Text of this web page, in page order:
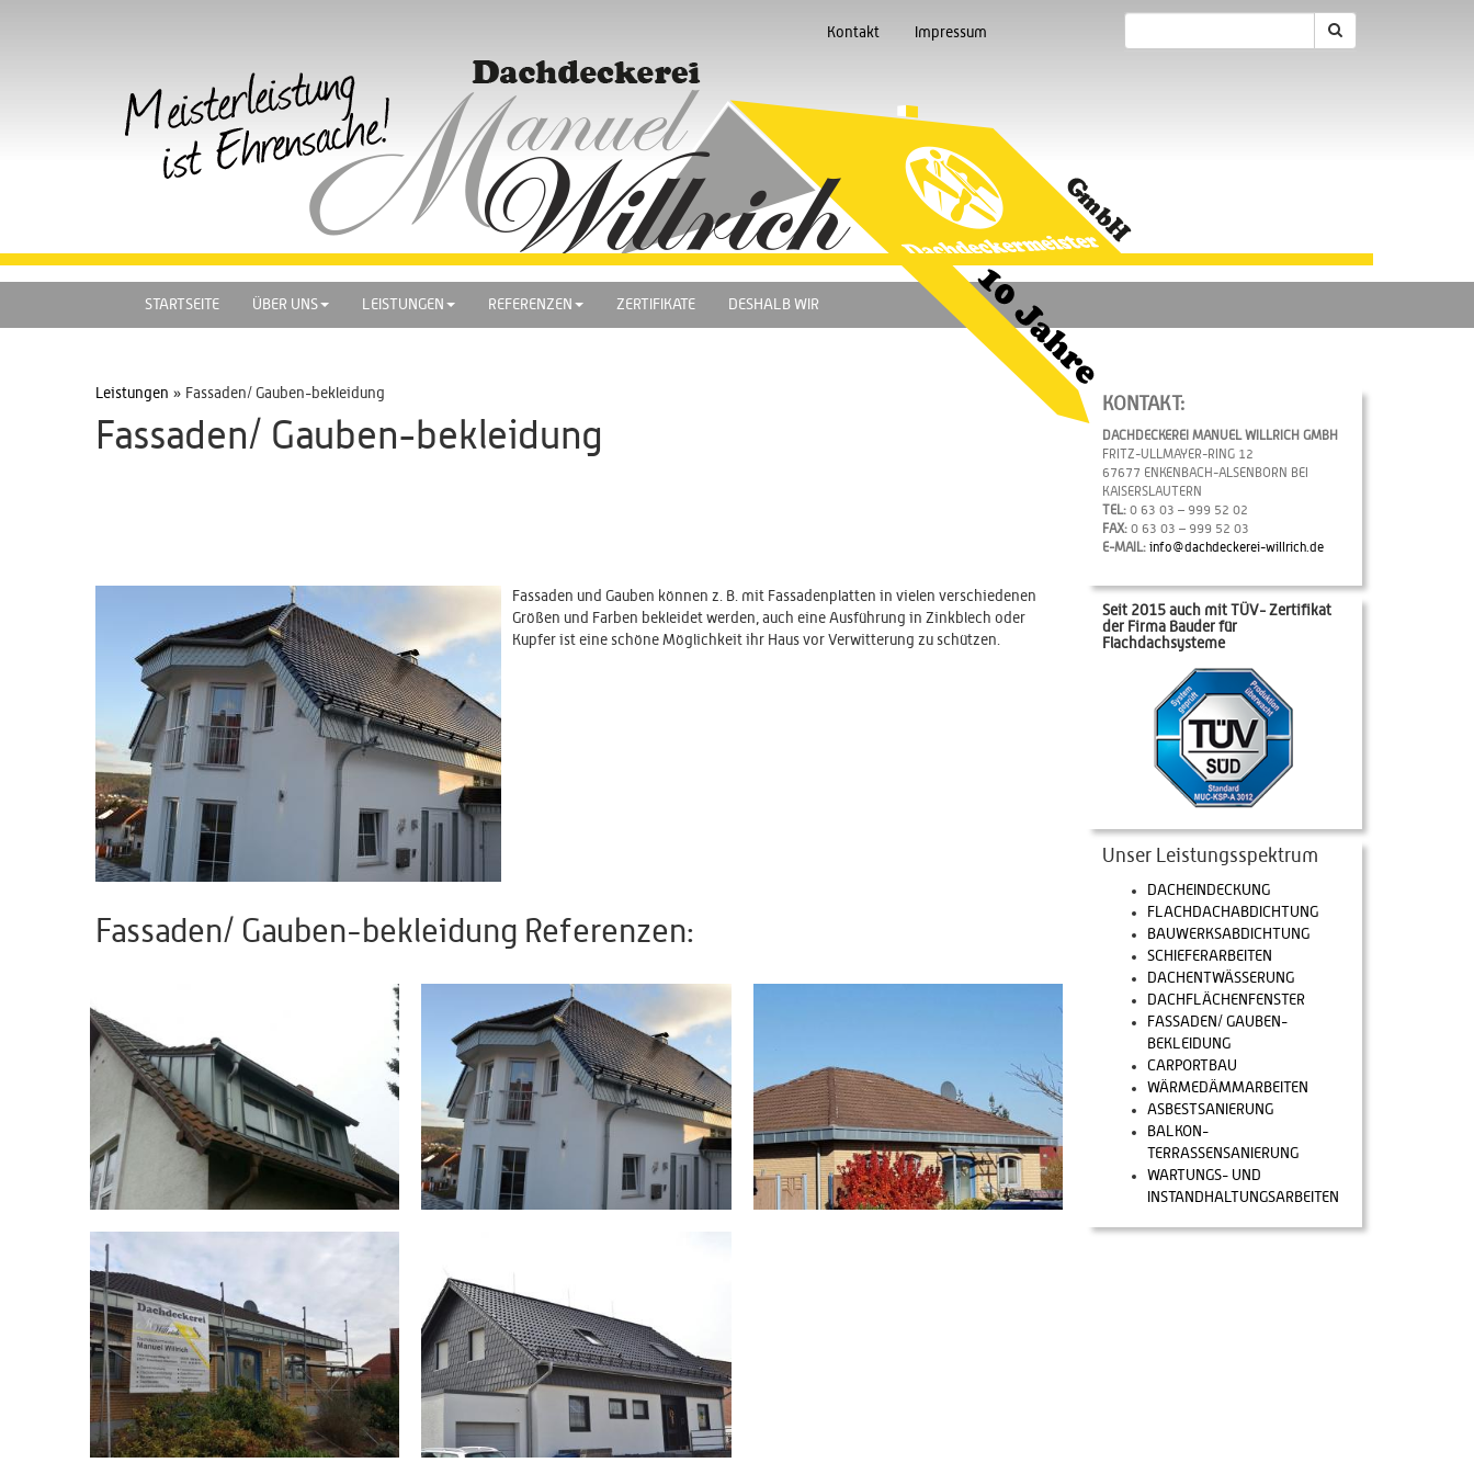
Kontakt Impressum
STARTSEITE ÜBER UNS LEISTUNGEN REFERENZEN ZERTIFIKATE DESHALB WIR
Leistungen » Fassaden/ Gauben-bekleidung
Fassaden/ Gauben-bekleidung
KONTAKT:
DACHDECKEREI MANUEL WILLRICH GMBH
FRITZ-ULLMAYER-RING 12
67677 ENKENBACH-ALSENBORN BEI
KAISERSLAUTERN
TEL:0 63 03 – 999 52 02
FAX:0 63 03 – 999 52 03
E-MAIL: info@dachdeckerei-willrich.de
Fassaden und Gauben können z. B. mit Fassadenplatten in vielen verschiedenen
Größen und Farben bekleidet werden, auch eine Ausführung in Zinkblech oder
Kupfer ist eine schöne Möglichkeit ihr Haus vor Verwitterung zu schützen.
Fassaden/ Gauben-bekleidung Referenzen:
Seit 2015 auch mit TÜV- Zertifikat
der Firma Bauder für
Flachdachsysteme
Unser Leistungsspektrum
DACHEINDECKUNG
FLACHDACHABDICHTUNG
BAUWERKSABDICHTUNG
SCHIEFERARBEITEN
DACHENTWÄSSERUNG
DACHFLÄCHENFENSTER
FASSADEN/ GAUBEN-
BEKLEIDUNG
CARPORTBAU
WÄRMEDÄMMARBEITEN
ASBESTSANIERUNG
BALKON-
TERRASSENSANIERUNG
WARTUNGS- UND
INSTANDHALTUNGSARBEITEN